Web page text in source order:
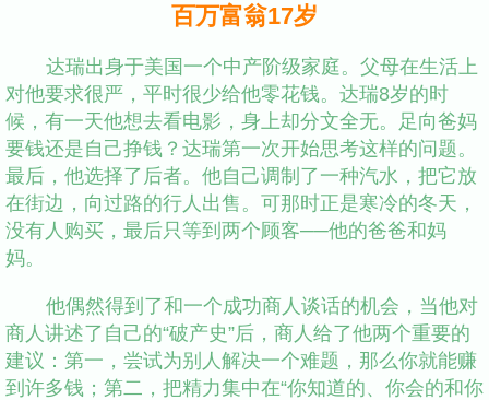
百万富翁17岁
达瑞出身于美国一个中产阶级家庭。父母在生活上
对他要求很严，平时很少给他零花钱。达瑞8岁的时
候，有一天他想去看电影，身上却分文全无。足向爸妈
要钱还是自己挣钱？达瑞第一次开始思考这样的问题。
最后，他选择了后者。他自己调制了一种汽水，把它放
在街边，向过路的行人出售。可那时正是寒冷的冬天，
没有人购买，最后只等到两个顾客──他的爸爸和妈
妈。
他偶然得到了和一个成功商人谈话的机会，当他对
商人讲述了自己的“破产史”后，商人给了他两个重要的
建议：第一，尝试为别人解决一个难题，那么你就能赚
到许多钱；第二，把精力集中在“你知道的、你会的和你